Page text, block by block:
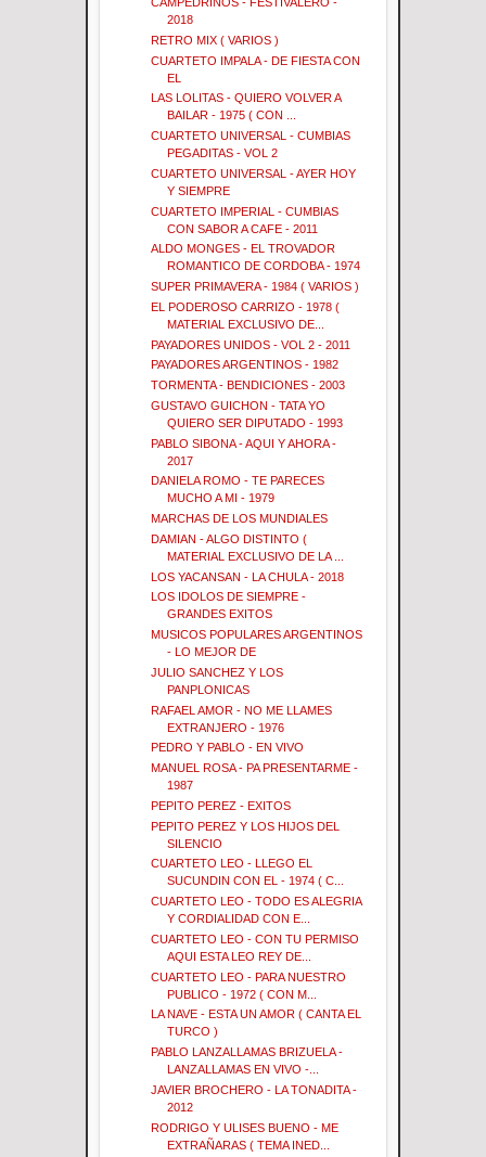
2018
RETRO MIX ( VARIOS )
CUARTETO IMPALA - DE FIESTA CON
EL
LAS LOLITAS - QUIERO VOLVER A
BAILAR - 1975 ( CON ...
CUARTETO UNIVERSAL - CUMBIAS
PEGADITAS - VOL 2
CUARTETO UNIVERSAL - AYER HOY
Y SIEMPRE
CUARTETO IMPERIAL - CUMBIAS
CON SABOR A CAFE - 2011
ALDO MONGES - EL TROVADOR
ROMANTICO DE CORDOBA - 1974
SUPER PRIMAVERA - 1984 ( VARIOS )
EL PODEROSO CARRIZO - 1978 (
MATERIAL EXCLUSIVO DE...
PAYADORES UNIDOS - VOL 2 - 2011
PAYADORES ARGENTINOS - 1982
TORMENTA - BENDICIONES - 2003
GUSTAVO GUICHON - TATA YO
QUIERO SER DIPUTADO - 1993
PABLO SIBONA - AQUI Y AHORA -
2017
DANIELA ROMO - TE PARECES
MUCHO A MI - 1979
MARCHAS DE LOS MUNDIALES
DAMIAN - ALGO DISTINTO (
MATERIAL EXCLUSIVO DE LA ...
LOS YACANSAN - LA CHULA - 2018
LOS IDOLOS DE SIEMPRE -
GRANDES EXITOS
MUSICOS POPULARES ARGENTINOS
- LO MEJOR DE
JULIO SANCHEZ Y LOS
PANPLONICAS
RAFAEL AMOR - NO ME LLAMES
EXTRANJERO - 1976
PEDRO Y PABLO - EN VIVO
MANUEL ROSA - PA PRESENTARME -
1987
PEPITO PEREZ - EXITOS
PEPITO PEREZ Y LOS HIJOS DEL
SILENCIO
CUARTETO LEO - LLEGO EL
SUCUNDIN CON EL - 1974 ( C...
CUARTETO LEO - TODO ES ALEGRIA
Y CORDIALIDAD CON E...
CUARTETO LEO - CON TU PERMISO
AQUI ESTA LEO REY DE...
CUARTETO LEO - PARA NUESTRO
PUBLICO - 1972 ( CON M...
LA NAVE - ESTA UN AMOR ( CANTA EL
TURCO )
PABLO LANZALLAMAS BRIZUELA -
LANZALLAMAS EN VIVO -...
JAVIER BROCHERO - LA TONADITA -
2012
RODRIGO Y ULISES BUENO - ME
EXTRAÑARAS ( TEMA INED...